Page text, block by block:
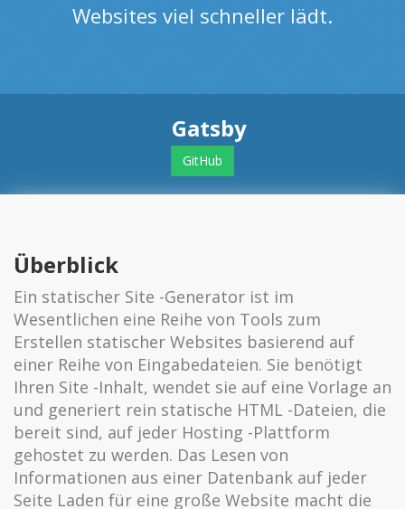
Websites viel schneller lädt.
Gatsby
GitHub
Überblick
Ein statischer Site -Generator ist im
Wesentlichen eine Reihe von Tools zum
Erstellen statischer Websites basierend auf
einer Reihe von Eingabedateien. Sie benötigt
Ihren Site -Inhalt, wendet sie auf eine Vorlage an
und generiert rein statische HTML -Dateien, die
bereit sind, auf jeder Hosting -Plattform
gehostet zu werden. Das Lesen von
Informationen aus einer Datenbank auf jeder
Seite Laden für eine große Website macht die